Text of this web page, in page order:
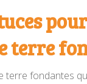
terre
terre fondantes